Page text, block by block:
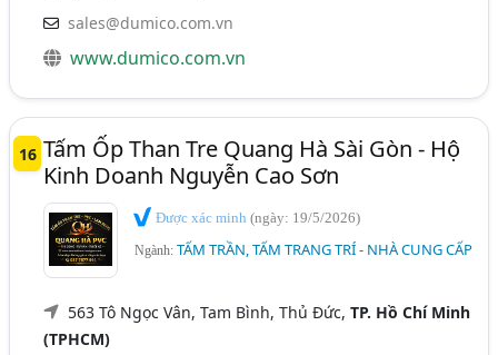
sales@dumico.com.vn
www.dumico.com.vn
16 Tấm Ốp Than Tre Quang Hà Sài Gòn - Hộ
Kinh Doanh Nguyễn Cao Sơn
Được xác minh(ngày: 19/5/2026)
Ngành:TẤM TRẦN, TẤM TRANG TRÍ - NHÀ CUNG CẤP
563 Tô Ngọc Vân, Tam Bình, Thủ Đức,TP. Hồ Chí Minh
(TPHCM)